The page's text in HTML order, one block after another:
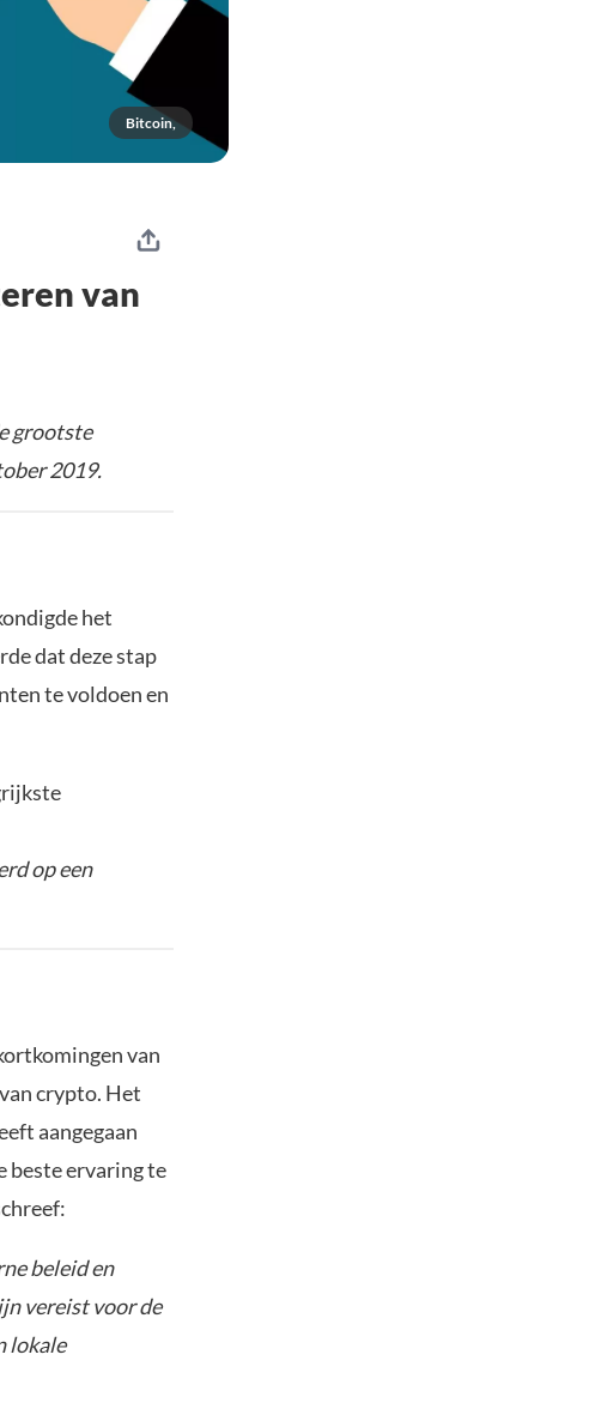
Bitcoin,
van
grootste
2019.
het
dat deze stap
te voldoen en
op een
van
crypto. Het
aangegaan
beste ervaring te
beleid en
vereist voor de
lokale